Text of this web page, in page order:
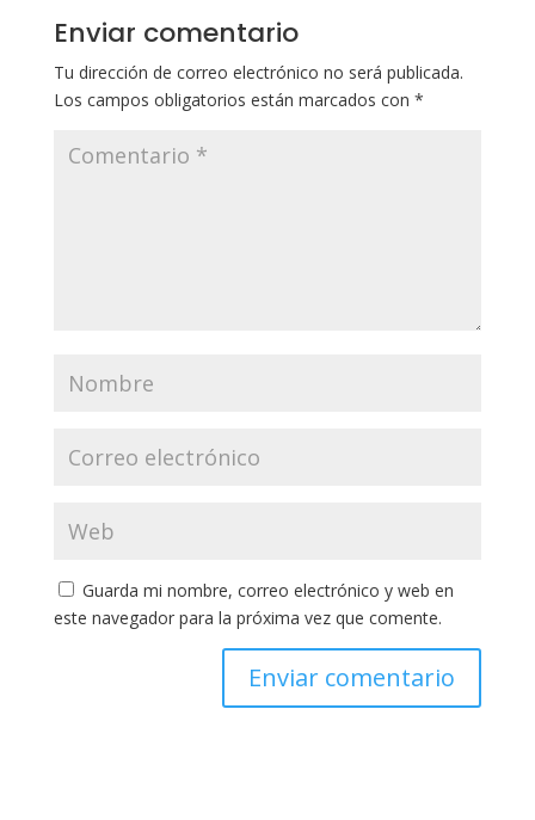
Enviar comentario
Tu dirección de correo electrónico no será publicada.
Los campos obligatorios están marcados con *
Guarda mi nombre, correo electrónico y web en
este navegador para la próxima vez que comente.